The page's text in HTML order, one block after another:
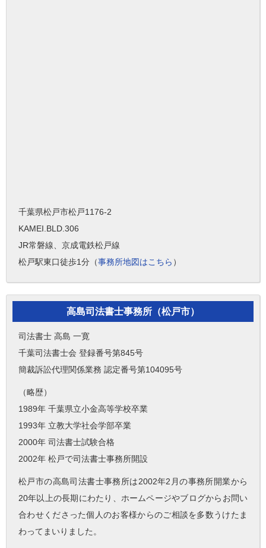
千葉県松戸市松戸1176-2
KAMEI.BLD.306
JR常磐線、京成電鉄松戸線
松戸駅東口徒歩1分（事務所地図はこちら ）
高島司法書士事務所（松戸市）
司法書士 高島 一寛
千葉司法書士会 登録番号第845号
簡裁訴訟代理関係業務 認定番号第104095号
（略歴）
1989年 千葉県立小金高等学校卒業
1993年 立教大学社会学部卒業
2000年 司法書士試験合格
2002年 松戸で司法書士事務所開設
松戸市の高島司法書士事務所は2002年2月の事務所開業から
20年以上の長期にわたり、ホームページやブログからお問い
合わせくださった個人のお客様からのご相談を多数うけたま
わってまいりました。